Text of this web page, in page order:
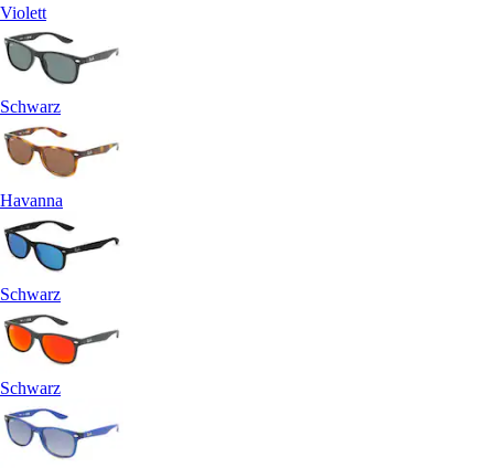
Violett
Schwarz
Havanna
Schwarz
Schwarz